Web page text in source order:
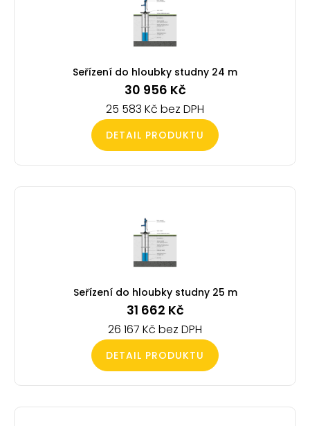
Seřízení do hloubky studny 24 m
30 956 Kč
25 583 Kč
DETAIL PRODUKTU
Seřízení do hloubky studny 25 m
31 662 Kč
26 167 Kč
DETAIL PRODUKTU